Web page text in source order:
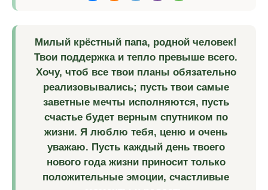
Милый крёстный папа, родной человек!
Твои поддержка и тепло превыше всего.
Хочу, чтоб все твои планы обязательно
реализовывались; пусть твои самые
заветные мечты исполняются, пусть
счастье будет верным спутником по
жизни. Я люблю тебя, ценю и очень
уважаю. Пусть каждый день твоего
нового года жизни приносит только
положительные эмоции, счастливые